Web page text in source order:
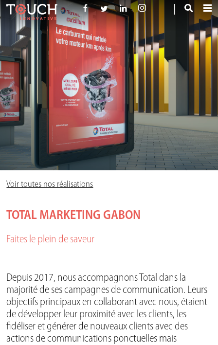
Voir toutes nos réalisations
TOTAL MARKETING GABON
Faites le plein de saveur
Depuis 2017, nous accompagnons Total dans la
majorité de ses campagnes de communication. Leurs
objectifs principaux en collaborant avec nous, étaient
de développer leur proximité avec les clients, les
fidéliser et générer de nouveaux clients avec des
actions de communications ponctuelles mais